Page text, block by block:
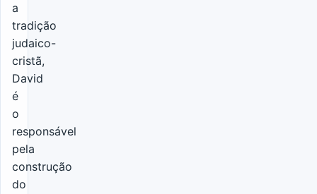
a
tradição
judaico-
cristã,
David
é
o
responsável
pela
construção
do